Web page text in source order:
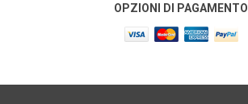
OPZIONI DI PAGAMENTO